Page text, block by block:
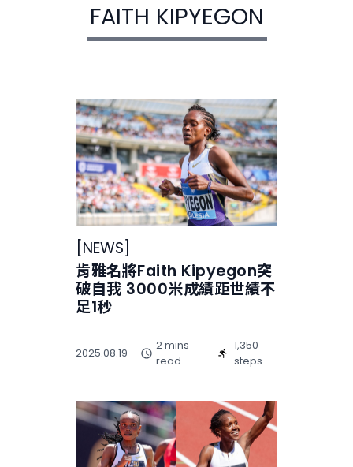
FAITH KIPYEGON
NEWS
肯雅名將Faith Kipyegon突
破自我 3000米成績距世績不
足1秒
2025.08.19
2 mins
read
1,350
steps